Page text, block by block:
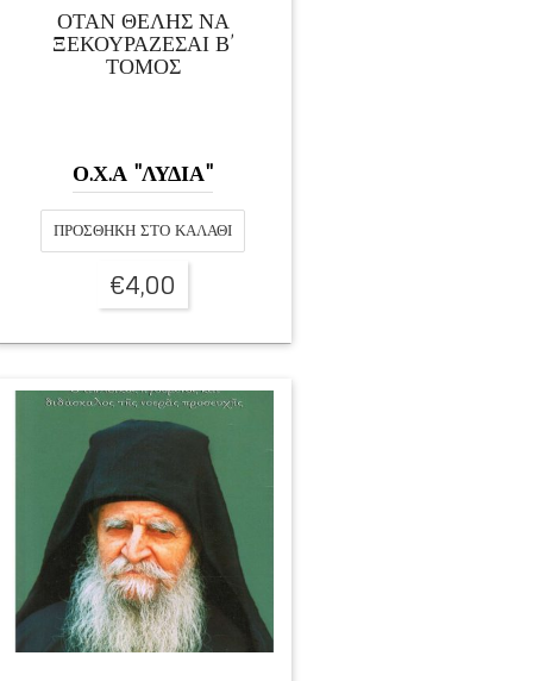
ΟΤΑΝ ΘΕΛΗΣ ΝΑ
ΞΕΚΟΥΡΑΖΕΣΑΙ Β’
ΤΟΜΟΣ
Ο.Χ.Α "ΛΥΔΙΑ"
ΠΡΟΣΘΉΚΗ ΣΤΟ ΚΑΛΆΘΙ
€4,00